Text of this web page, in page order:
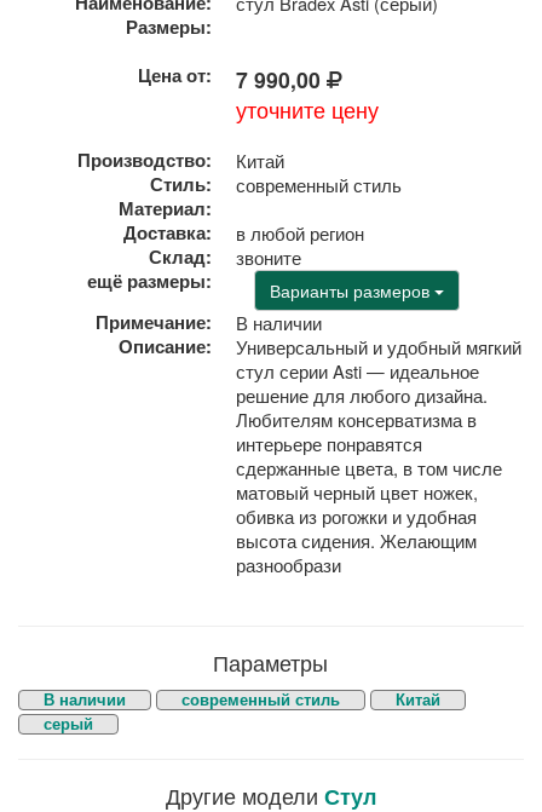
Размеры:
Цена от:
7 990,00
уточните цену
Производство:
Китай
Стиль:
современный стиль
Материал:
Доставка:
в любой регион
Склад:
звоните
ещё размеры:
Варианты размеров
Примечание:
В наличии
Описание:
Универсальный и удобный мягкий
стул серии Asti — идеальное
решение для любого дизайна.
Любителям консерватизма в
интерьере понравятся
сдержанные цвета, в том числе
матовый черный цвет ножек,
обивка из рогожки и удобная
высота сидения. Желающим
разнообрази
Параметры
В наличии современный стиль
Китай
серый
Другие модели Стул